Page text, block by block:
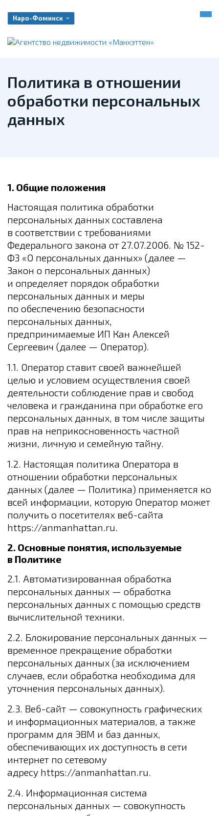
Наро-Фоминск
Политика в отношении
обработки персональных
данных
1. Общие положения
Настоящая политика обработки
персональных данных составлена
в соответствии с требованиями
Федерального закона от 27.07.2006. № 152-
ФЗ «О персональных данных» (далее —
Закон о персональных данных)
и определяет порядок обработки
персональных данных и меры
по обеспечению безопасности
персональных данных,
предпринимаемые ИП Кан Алексей
Сергеевич (далее — Оператор).
1.1. Оператор ставит своей важнейшей
целью и условием осуществления своей
деятельности соблюдение прав и свобод
человека и гражданина при обработке его
персональных данных, в том числе защиты
прав на неприкосновенность частной
жизни, личную и семейную тайну.
1.2. Настоящая политика Оператора в
отношении обработки персональных
данных (далее — Политика) применяется ко
всей информации, которую Оператор может
получить о посетителях веб-сайта
https://anmanhattan.ru.
2. Основные понятия, используемые
в Политике
2.1. Автоматизированная обработка
персональных данных — обработка
персональных данных с помощью средств
вычислительной техники.
2.2. Блокирование персональных данных —
временное прекращение обработки
персональных данных (за исключением
случаев, если обработка необходима для
уточнения персональных данных).
2.3. Веб-сайт — совокупность графических
и информационных материалов, а также
программ для ЭВМ и баз данных,
обеспечивающих их доступность в сети
интернет по сетевому
адресу https://anmanhattan.ru.
2.4. Информационная система
персональных данных — совокупность